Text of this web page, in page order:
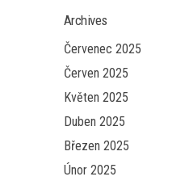
Archives
Červenec 2025
Červen 2025
Květen 2025
Duben 2025
Březen 2025
Únor 2025